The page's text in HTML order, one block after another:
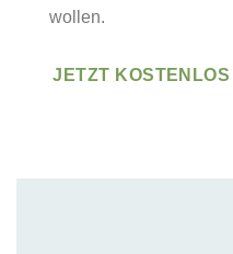
wollen.
JETZT KOSTENLOS